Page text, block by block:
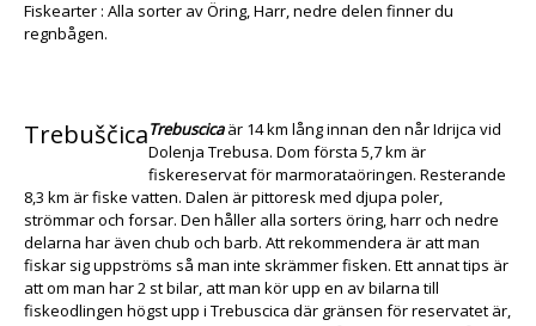
Fiskearter : Alla sorter av Öring, Harr, nedre delen finner du
regnbågen.
TrebuščicaTrebuscicaär 14 km lång innan den når Idrijca vid
Dolenja Trebusa. Dom första 5,7 km är
fiskereservat för marmorataöringen. Resterande
8,3 km är fiske vatten. Dalen är pittoresk med djupa poler,
strömmar och forsar. Den håller alla sorters öring, harr och nedre
delarna har även chub och barb. Att rekommendera är att man
fiskar sig uppströms så man inte skrämmer fisken. Ett annat tips är
att om man har 2 st bilar, att man kör upp en av bilarna till
fiskeodlingen högst upp i Trebuscica där gränsen för reservatet är,